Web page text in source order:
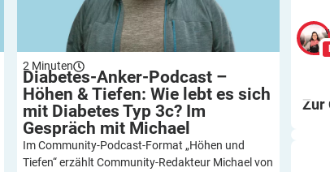
2 Minuten
Diabetes-Anker-Podcast –
Höhen & Tiefen: Wie lebt es sich
mit Diabetes Typ 3c? Im
Gespräch mit Michael
Im Community-Podcast-Format „Höhen und
Tiefen“ erzählt Community-Redakteur Michael von
Zur